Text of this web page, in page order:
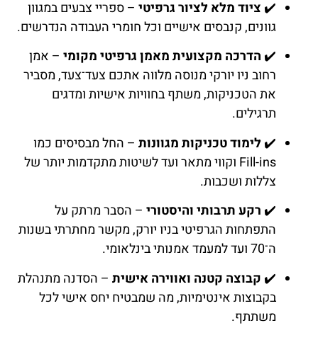
✔️ ציוד מלא לציור גרפיטי– ספריי צבעים במגוון
גוונים, קנבסים אישיים וכל חומרי העבודה הנדרשים.
✔️ הדרכה מקצועית מאמן גרפיטי מקומי– אמן
רחוב ניו יורקי מנוסה מלווה אתכם צעד־צעד, מסביר
את הטכניקות, משתף בחוויות אישיות ומדגים
תרגילים.
✔️לימוד טכניקות מגוונות– החל מבסיסים כמו
Fill-ins וקווי מתאר ועד לשיטות מתקדמות יותר של
צללות ושכבות.
✔️ רקע תרבותי והיסטורי– הסבר מרתק על
התפתחות הגרפיטי בניו יורק, מקשר מחתרתי בשנות
ה־70 ועד למעמד אמנותי בינלאומי.
✔️ קבוצה קטנה ואווירה אישית– הסדנה מתנהלת
בקבוצות אינטימיות, מה שמבטיח יחס אישי לכל
משתתף.